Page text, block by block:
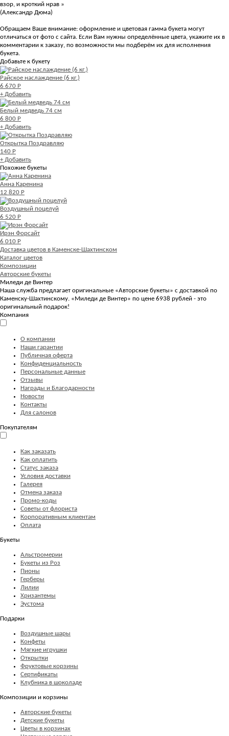
взор, и кроткий нрав »
(Александр Дюма)
Обращаем Ваше внимание: оформление и цветовая гамма букета могут
отличаться от фото с сайта. Если Вам нужны определённые цвета, укажите их в
комментарии к заказу, по возможности мы подберём их для исполнения
букета.
Добавьте к букету
Райское наслаждение (6 кг.)
6 670 Р
+ Добавить
Белый медведь 74 см
6 800 Р
+ Добавить
Открытка Поздравляю
140 Р
+ Добавить
Похожие букеты
Анна Каренина
12 820 Р
Воздушный поцелуй
6 520 Р
Ирэн Форсайт
6 010 Р
Доставка цветов в Каменске-Шахтинском
Каталог цветов
Композиции
Авторские букеты
Миледи де Винтер
Наша служба предлагает оригинальные «Авторские букеты» с доставкой по
Каменску-Шахтинскому. «Миледи де Винтер» по цене 6938 рублей - это
оригинальный подарок!
Компания
О компании
Наши гарантии
Публичная оферта
Конфиденциальность
Персональные данные
Отзывы
Награды и Благодарности
Новости
Контакты
Для салонов
Покупателям
Как заказать
Как оплатить
Статус заказа
Условия доставки
Галерея
Отмена заказа
Промо-коды
Советы от флориста
Корпоративным клиентам
Оплата
Букеты
Альстромерии
Букеты из Роз
Пионы
Герберы
Лилии
Хризантемы
Эустома
Подарки
Воздушные шары
Конфеты
Мягкие игрушки
Открытки
Фруктовые корзины
Сертификаты
Клубника в шоколаде
Композиции и корзины
Авторские букеты
Детские букеты
Цветы в корзинах